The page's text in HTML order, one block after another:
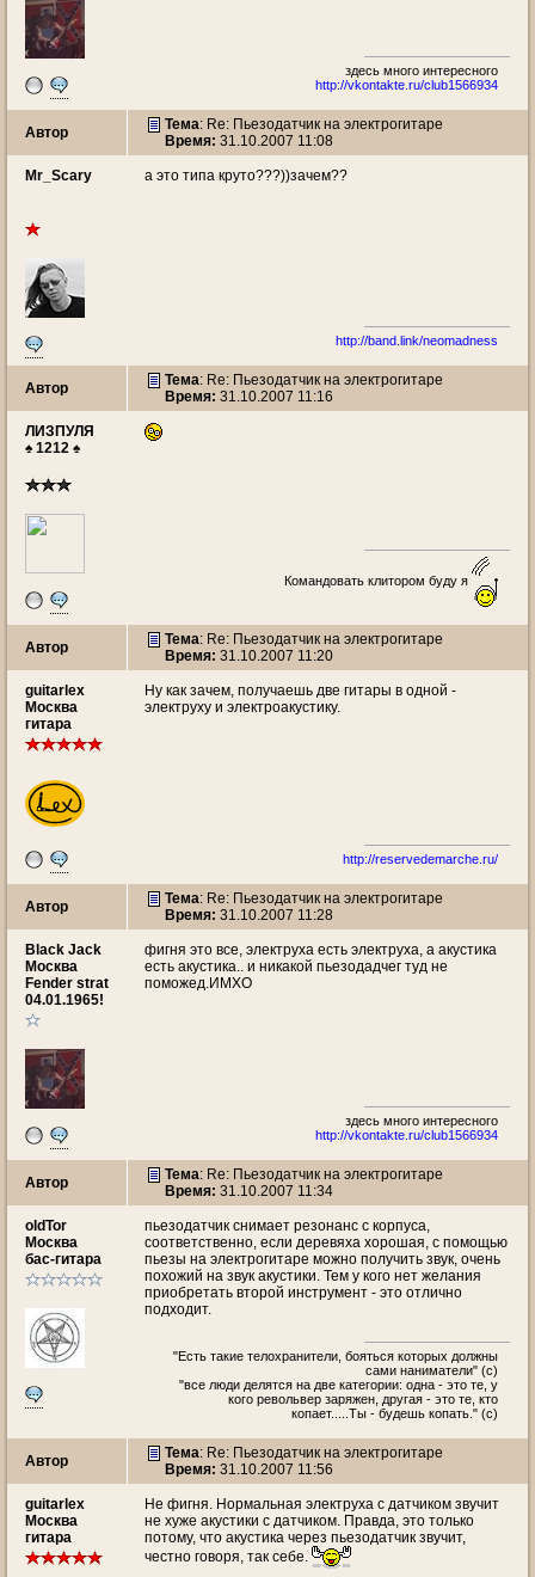
здесь много интересногo
http://vkontakte.ru/club1566934
Автор Тема: Re: Пьезодатчик на электрогитаре
Время: 31.10.2007 11:08
Mr_Scary а это типа круто???))зачем??
http://band.link/neomadness
Автор Тема: Re: Пьезодатчик на электрогитаре
Время: 31.10.2007 11:16
ЛИЗПУЛЯ
♠ 1212 ♠
Командовать клитором буду я
Автор Тема: Re: Пьезодатчик на электрогитаре
Время: 31.10.2007 11:20
guitarlex
Москва
гитара
Ну как зачем, получаешь две гитары в одной -
электруху и электроакустику.
http://reservedemarche.ru/
Автор Тема: Re: Пьезодатчик на электрогитаре
Время: 31.10.2007 11:28
Black Jack
Москва
Fender strat
04.01.1965!
фигня это все, электруха есть электруха, а акустика
есть акустика.. и никакой пьезодадчег туд не
поможед.ИМХО
здесь много интересногo
http://vkontakte.ru/club1566934
Автор Тема: Re: Пьезодатчик на электрогитаре
Время: 31.10.2007 11:34
oldTor
Москва
бас-гитара
пьезодатчик снимает резонанс с корпуса,
соответственно, если деревяха хорошая, с помощью
пьезы на электрогитаре можно получить звук, очень
похожий на звук акустики. Тем у кого нет желания
приобретать второй инструмент - это отлично
подходит.
"Есть такие телохранители, бояться которых должны
сами наниматели" (с)
"все люди делятся на две категории: одна - это те, у
кого револьвер заряжен, другая - это те, кто
копает.....Ты - будешь копать." (с)
Автор Тема: Re: Пьезодатчик на электрогитаре
Время: 31.10.2007 11:56
guitarlex
Москва
гитара
Не фигня. Нормальная электруха с датчиком звучит
не хуже акустики с датчиком. Правда, это только
потому, что акустика через пьезодатчик звучит,
честно говоря, так себе.